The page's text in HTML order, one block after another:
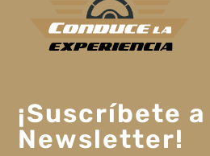
¡Suscríbete
Newsletter!